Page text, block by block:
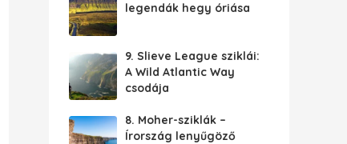
legendák hegy óriása
9. Slieve League sziklái:
A Wild Atlantic Way
csodája
8. Moher-sziklák –
Írország lenyűgöző